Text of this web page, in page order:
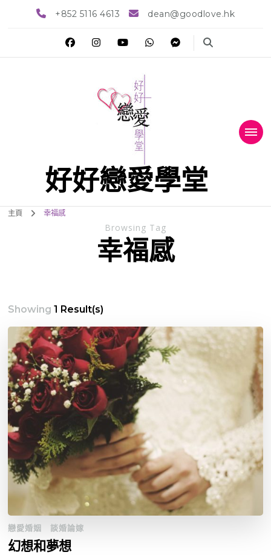
+852 5116 4613 dean@goodlove.hk
好好戀愛學堂
主頁 幸福感
Browsing Tag
幸福感
Showing1 Result(s)
戀愛婚姻 談婚論嫁
幻想和夢想